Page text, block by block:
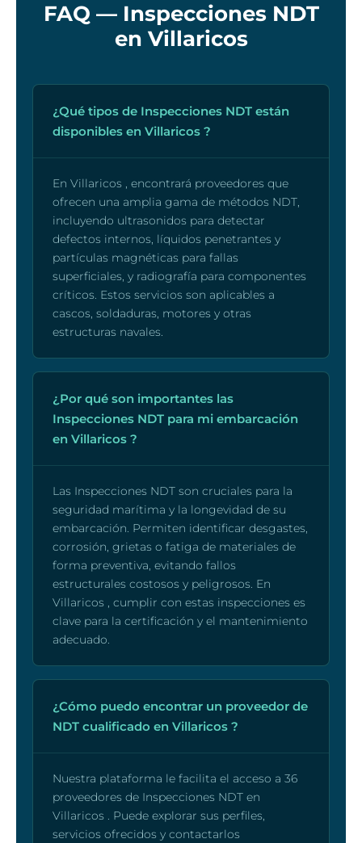
FAQ — Inspecciones NDT
en Villaricos
¿Qué tipos de Inspecciones NDT están
disponibles en Villaricos ?
En Villaricos , encontrará proveedores que
ofrecen una amplia gama de métodos NDT,
incluyendo ultrasonidos para detectar
defectos internos, líquidos penetrantes y
partículas magnéticas para fallas
superficiales, y radiografía para componentes
críticos. Estos servicios son aplicables a
cascos, soldaduras, motores y otras
estructuras navales.
¿Por qué son importantes las
Inspecciones NDT para mi embarcación
en Villaricos ?
Las Inspecciones NDT son cruciales para la
seguridad marítima y la longevidad de su
embarcación. Permiten identificar desgastes,
corrosión, grietas o fatiga de materiales de
forma preventiva, evitando fallos
estructurales costosos y peligrosos. En
Villaricos , cumplir con estas inspecciones es
clave para la certificación y el mantenimiento
adecuado.
¿Cómo puedo encontrar un proveedor de
NDT cualificado en Villaricos ?
Nuestra plataforma le facilita el acceso a 36
proveedores de Inspecciones NDT en
Villaricos . Puede explorar sus perfiles,
servicios ofrecidos y contactarlos